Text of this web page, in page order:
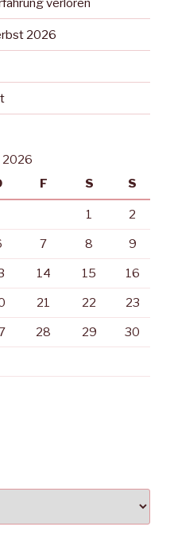
verloren
2026
2026
F S S
1 2
7 8 9
14 15 16
21 22 23
28 29 30